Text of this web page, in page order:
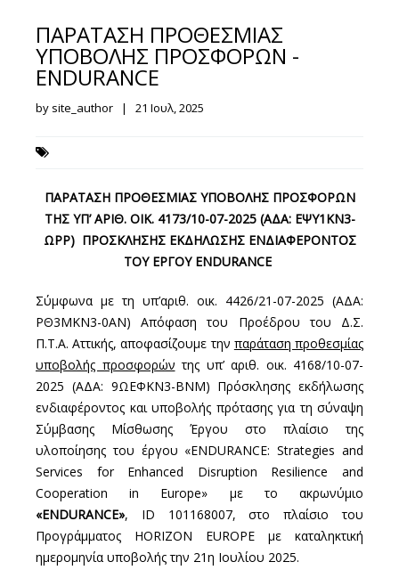
ΠΑΡΑΤΑΣΗ ΠΡΟΘΕΣΜΙΑΣ
ΥΠΟΒΟΛΗΣ ΠΡΟΣΦΟΡΩΝ -
ENDURANCE
by site_author | 21 Ιουλ, 2025
ΠΑΡΑΤΑΣΗ ΠΡΟΘΕΣΜΙΑΣ ΥΠΟΒΟΛΗΣ ΠΡΟΣΦΟΡΩΝ
ΤΗΣ ΥΠ’ ΑΡΙΘ. ΟΙΚ. 4173/10-07-2025 (ΑΔΑ: ΕΨΥ1ΚΝ3-
ΩΡΡ) ΠΡΟΣΚΛΗΣΗΣ ΕΚΔΗΛΩΣΗΣ ΕΝΔΙΑΦΕΡΟΝΤΟΣ
TΟΥ ΕΡΓΟΥ ENDURANCE
Σύμφωνα με τη υπ’αριθ. οικ. 4426/21-07-2025 (ΑΔΑ:
ΡΘ3ΜΚΝ3-0ΑΝ) Απόφαση του Προέδρου του Δ.Σ.
Π.Τ.Α. Αττικής, αποφασίζουμε την παράταση προθεσμίας
υποβολής προσφορών της υπ’ αριθ. οικ. 4168/10-07-
2025 (ΑΔΑ: 9ΩΕΦΚΝ3-ΒΝΜ) Πρόσκλησης εκδήλωσης
ενδιαφέροντος και υποβολής πρότασης για τη σύναψη
Σύμβασης Μίσθωσης Έργου στο πλαίσιο της
υλοποίησης του έργου «ENDURANCE: Strategies and
Services for Enhanced Disruption Resilience and
Cooperation in Europe» με το ακρωνύμιο
«ENDURANCE», ID 101168007, στο πλαίσιο του
Προγράμματος HORIZON EUROPE με καταληκτική
ημερομηνία υποβολής την 21η Ιουλίου 2025.